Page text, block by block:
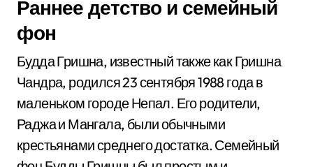
Раннее детство и семейный
фон
Будда Гришна, известный также как Гришна
Чандра, родился 23 сентября 1988 года в
маленьком городе Непал. Его родители,
Раджа и Мангала, были обычными
крестьянами среднего достатка. Семейный